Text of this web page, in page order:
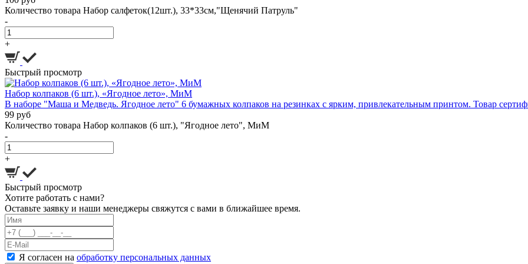
Количество товара Набор салфеток(12шт.), 33*33см,"Щенячий Патруль"
-
+
Быстрый просмотр
Набор колпаков (6 шт.), «Ягодное лето», МиМ
В наборе "Маша и Медведь. Ягодное лето" 6 бумажных колпаков на резинках с ярким, привлекательным принтом. Товар
99 руб
Количество товара Набор колпаков (6 шт.), "Ягодное лето", МиМ
-
+
Быстрый просмотр
Хотите работать с нами?
Оставьте заявку и наши менеджеры свяжутся с вами в ближайшее время.
Я согласен на обработку персональных данных